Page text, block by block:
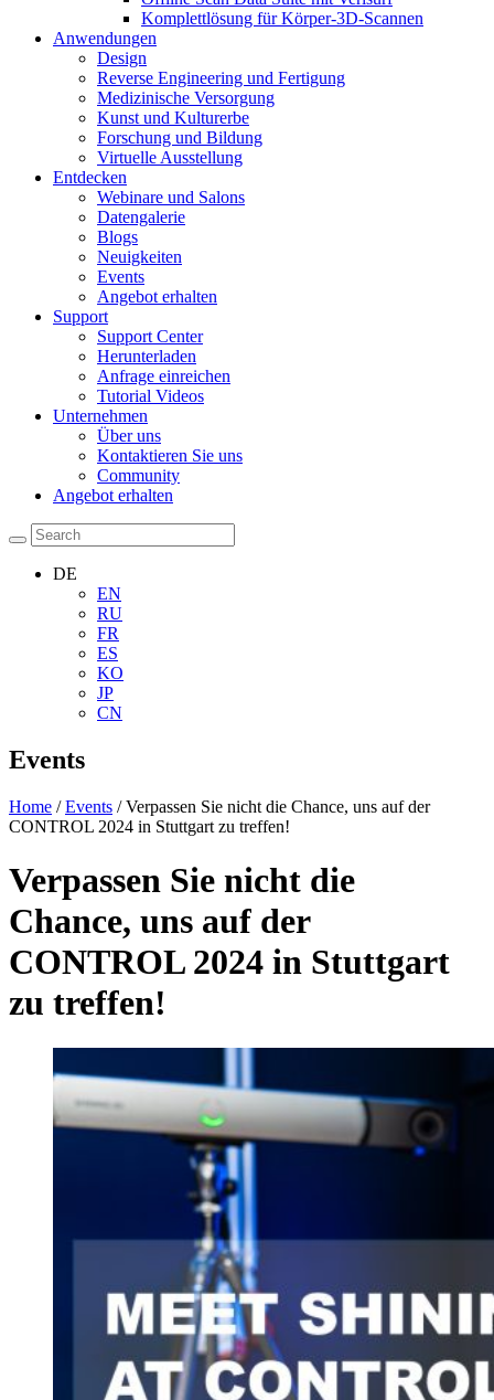
Komplettlösung für Körper-3D-Scannen
Anwendungen
Design
Reverse Engineering und Fertigung
Medizinische Versorgung
Kunst und Kulturerbe
Forschung und Bildung
Virtuelle Ausstellung
Entdecken
Webinare und Salons
Datengalerie
Blogs
Neuigkeiten
Events
Angebot erhalten
Support
Support Center
Herunterladen
Anfrage einreichen
Tutorial Videos
Unternehmen
Über uns
Kontaktieren Sie uns
Community
Angebot erhalten
DE
EN
RU
FR
ES
KO
JP
CN
Events
Home /Events / Verpassen Sie nicht die Chance, uns auf der
CONTROL 2024 in Stuttgart zu treffen!
Verpassen Sie nicht die
Chance, uns auf der
CONTROL 2024 in Stuttgart
zu treffen!